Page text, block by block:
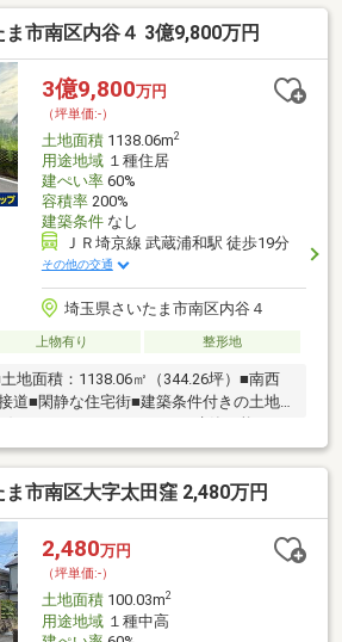
・現況は古家有、詳細はお問い合わせく
武蔵浦和店 徒歩7分(約520m)・沼影小
浦和公園 徒歩5分(約390m)■ ご希望の
します ━━━━━・・・物件の詳細・ご相
せください。
市南区内谷４ 3億9,800万円
3億9,800万円
（坪単価:-）
土地面積1138.06m2
用途地域１種住居
建ぺい率60%
容積率200%
建築条件なし
ＪＲ埼京線 武蔵浦和駅 徒歩19分
その他の交通
埼玉県さいたま市南区内谷４
上物有り 整形地
地面積：1138.06㎡（344.26坪）■南西
道■閑静な住宅街■建築条件付きの土地
解体更地渡し。
市南区大字太田窪 2,480万円
2,480万円
（坪単価:-）
土地面積100.03m2
用途地域１種中高